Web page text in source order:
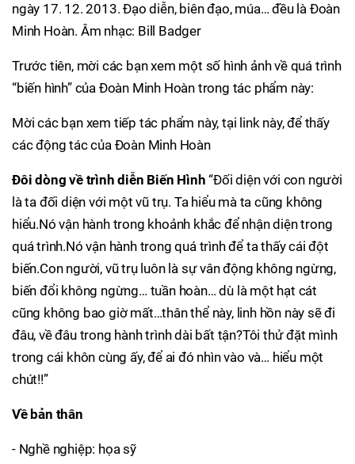
ngày 17. 12. 2013. Đạo diễn, biên đạo, múa… đều là Đoàn
Minh Hoàn. Âm nhạc: Bill Badger
Trước tiên, mời các bạn xem một số hình ảnh về quá trình
“biến hình” của Đoàn Minh Hoàn trong tác phẩm này:
Mời các bạn xem tiếp tác phẩm này, tại link này, để thấy
các động tác của Đoàn Minh Hoàn
Đôi dòng về trình diễn Biến Hình “Đối diện với con người
là ta đối diện với một vũ trụ. Ta hiểu mà ta cũng không
hiểu.Nó vận hành trong khoảnh khắc để nhận diện trong
quá trình.Nó vận hành trong quá trình để ta thấy cái đột
biến.Con người, vũ trụ luôn là sự vân động không ngừng,
biến đổi không ngừng… tuần hoàn… dù là một hạt cát
cũng không bao giờ mất…thân thể này, linh hồn này sẽ đi
đâu, về đâu trong hành trình dài bất tận?Tôi thử đặt mình
trong cái khôn cùng ấy, để ai đó nhìn vào và… hiểu một
chút!!”
Về bản thân
- Nghề nghiệp: họa sỹ